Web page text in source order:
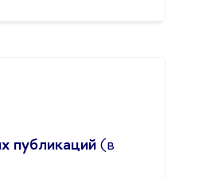
публикаций(в